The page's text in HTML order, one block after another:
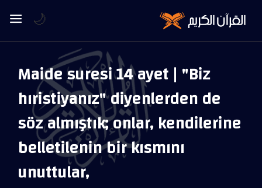
Maide suresi 14 ayet | "Biz
hıristiyanız" diyenlerden de
söz almıştık; onlar, kendilerine
belletilenin bir kısmını
unuttular,
🌙